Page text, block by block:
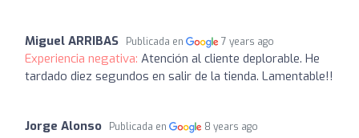
Miguel ARRIBAS Publicada en 7 years ago
Experiencia negativa: Atención al cliente deplorable. He
tardado diez segundos en salir de la tienda. Lamentable!!
Jorge Alonso Publicada en 8 years ago